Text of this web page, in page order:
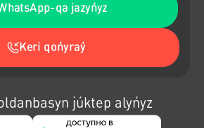
qa jazyńyz
Keri qońyraý
júktep alyńyz